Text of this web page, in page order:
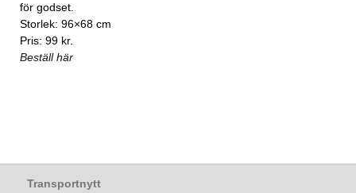
för godset.
Storlek: 96×68 cm
Pris: 99 kr.
Beställ här
Transportnytt